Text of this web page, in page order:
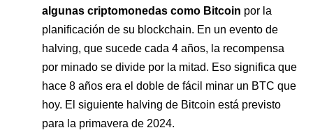
algunas criptomonedas como Bitcoin por la
planificación de su blockchain. En un evento de
halving, que sucede cada 4 años, la recompensa
por minado se divide por la mitad. Eso significa que
hace 8 años era el doble de fácil minar un BTC que
hoy. El siguiente halving de Bitcoin está previsto
para la primavera de 2024.